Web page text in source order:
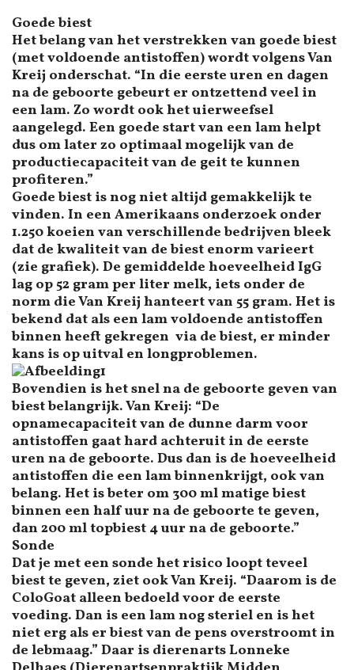
Goede biest
Het belang van het verstrekken van goede biest
(met voldoende antistoffen) wordt volgens Van
Kreij onderschat. “In die eerste uren en dagen
na de geboorte gebeurt er ontzettend veel in
een lam. Zo wordt ook het uierweefsel
aangelegd. Een goede start van een lam helpt
dus om later zo optimaal mogelijk van de
productiecapaciteit van de geit te kunnen
profiteren.”
Goede biest is nog niet altijd gemakkelijk te
vinden. In een Amerikaans onderzoek onder
1.250 koeien van verschillende bedrijven bleek
dat de kwaliteit van de biest enorm varieert
(zie grafiek). De gemiddelde hoeveelheid IgG
lag op 52 gram per liter melk, iets onder de
norm die Van Kreij hanteert van 55 gram. Het is
bekend dat als een lam voldoende antistoffen
binnen heeft gekregen via de biest, er minder
kans is op uitval en longproblemen.
Bovendien is het snel na de geboorte geven van
biest belangrijk. Van Kreij: “De
opnamecapaciteit van de dunne darm voor
antistoffen gaat hard achteruit in de eerste
uren na de geboorte. Dus dan is de hoeveelheid
antistoffen die een lam binnenkrijgt, ook van
belang. Het is beter om 300 ml matige biest
binnen een half uur na de geboorte te geven,
dan 200 ml topbiest 4 uur na de geboorte.”
Sonde
Dat je met een sonde het risico loopt teveel
biest te geven, ziet ook Van Kreij. “Daarom is de
ColoGoat alleen bedoeld voor de eerste
voeding. Dan is een lam nog steriel en is het
niet erg als er biest van de pens overstroomt in
de lebmaag.” Daar is dierenarts Lonneke